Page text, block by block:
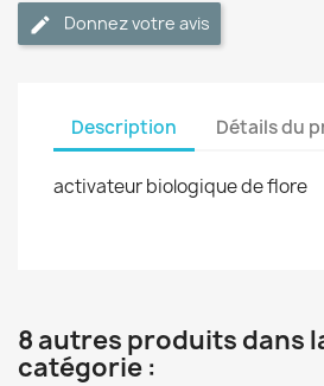
Donnez votre avis
Description Détails du
activateur biologique de flore
8 autres produits dans
catégorie :